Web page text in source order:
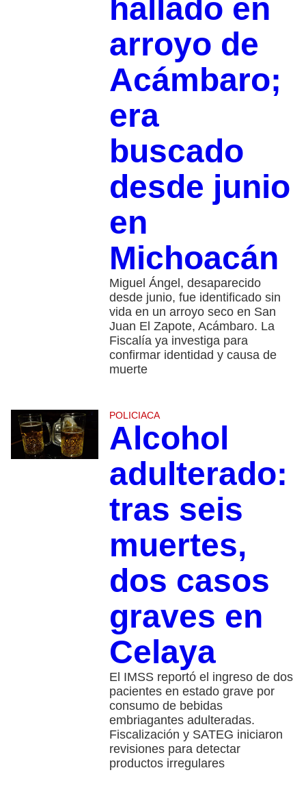
hallado en
arroyo de
Acámbaro;
era
buscado
desde junio
en
Michoacán
Miguel Ángel, desaparecido
desde junio, fue identificado sin
vida en un arroyo seco en San
Juan El Zapote, Acámbaro. La
Fiscalía ya investiga para
confirmar identidad y causa de
muerte
POLICIACA
Alcohol
adulterado:
tras seis
muertes,
dos casos
graves en
Celaya
El IMSS reportó el ingreso de dos
pacientes en estado grave por
consumo de bebidas
embriagantes adulteradas.
Fiscalización y SATEG iniciaron
revisiones para detectar
productos irregulares